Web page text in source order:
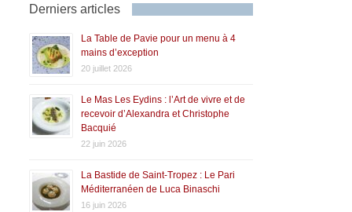
Derniers articles
La Table de Pavie pour un menu à 4
mains d’exception
20 juillet 2026
Le Mas Les Eydins : l’Art de vivre et de
recevoir d’Alexandra et Christophe
Bacquié
22 juin 2026
La Bastide de Saint-Tropez : Le Pari
Méditerranéen de Luca Binaschi
16 juin 2026